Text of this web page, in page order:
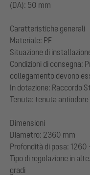
(DA): 50 mm
Caratteristiche generali
Materiale: PE
Situazione di
Condizioni di consegna:
collegamento devono
In dotazione: Raccordo
Tenuta: tenuta
Dimensioni
Diametro: 2360 mm
Profondità di posa: 1260
Tipo di regolazione in
gradi